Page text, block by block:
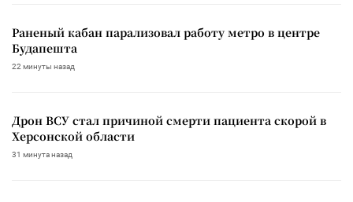
Раненый кабан парализовал работу метро в центре
Будапешта
22 минуты назад
Дрон ВСУ стал причиной смерти пациента скорой в
Херсонской области
31 минута назад